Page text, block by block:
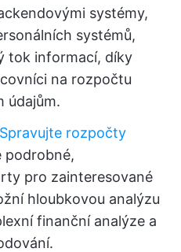
systémy,
systémů,
tok informací, díky
na rozpočtu
údajům.
Spravujte rozpočty
podrobné,
pro zainteresované
hloubkovou analýzu
finanční analýze a